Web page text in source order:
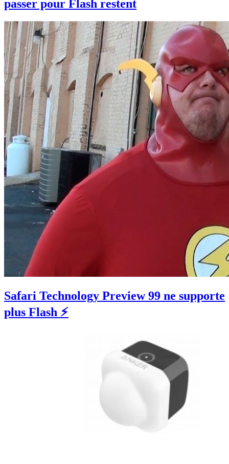
passer pour Flash restent
Safari Technology Preview 99 ne supporte
plus Flash ⚡️